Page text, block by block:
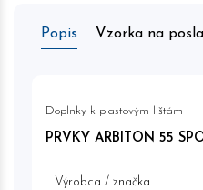
Popis Vzorka na
Doplnky k plastovým lištám
PRVKY ARBITON 55
Výrobca / značka